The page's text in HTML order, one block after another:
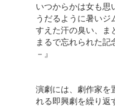
いつからかは女も思
うだるように暑いジ
すえた汗の臭い、ま
まるで忘れられた
－』
演劇には、劇作家を
れる即興劇を繰り返